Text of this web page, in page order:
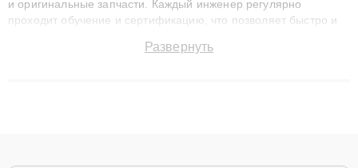
и оригинальные запчасти. Каждый инженер регулярно
проходит обучение и сертификацию, что позволяет быстро и
сохранением гарантии до 3 лет. Наши мастера решают
Развернуть